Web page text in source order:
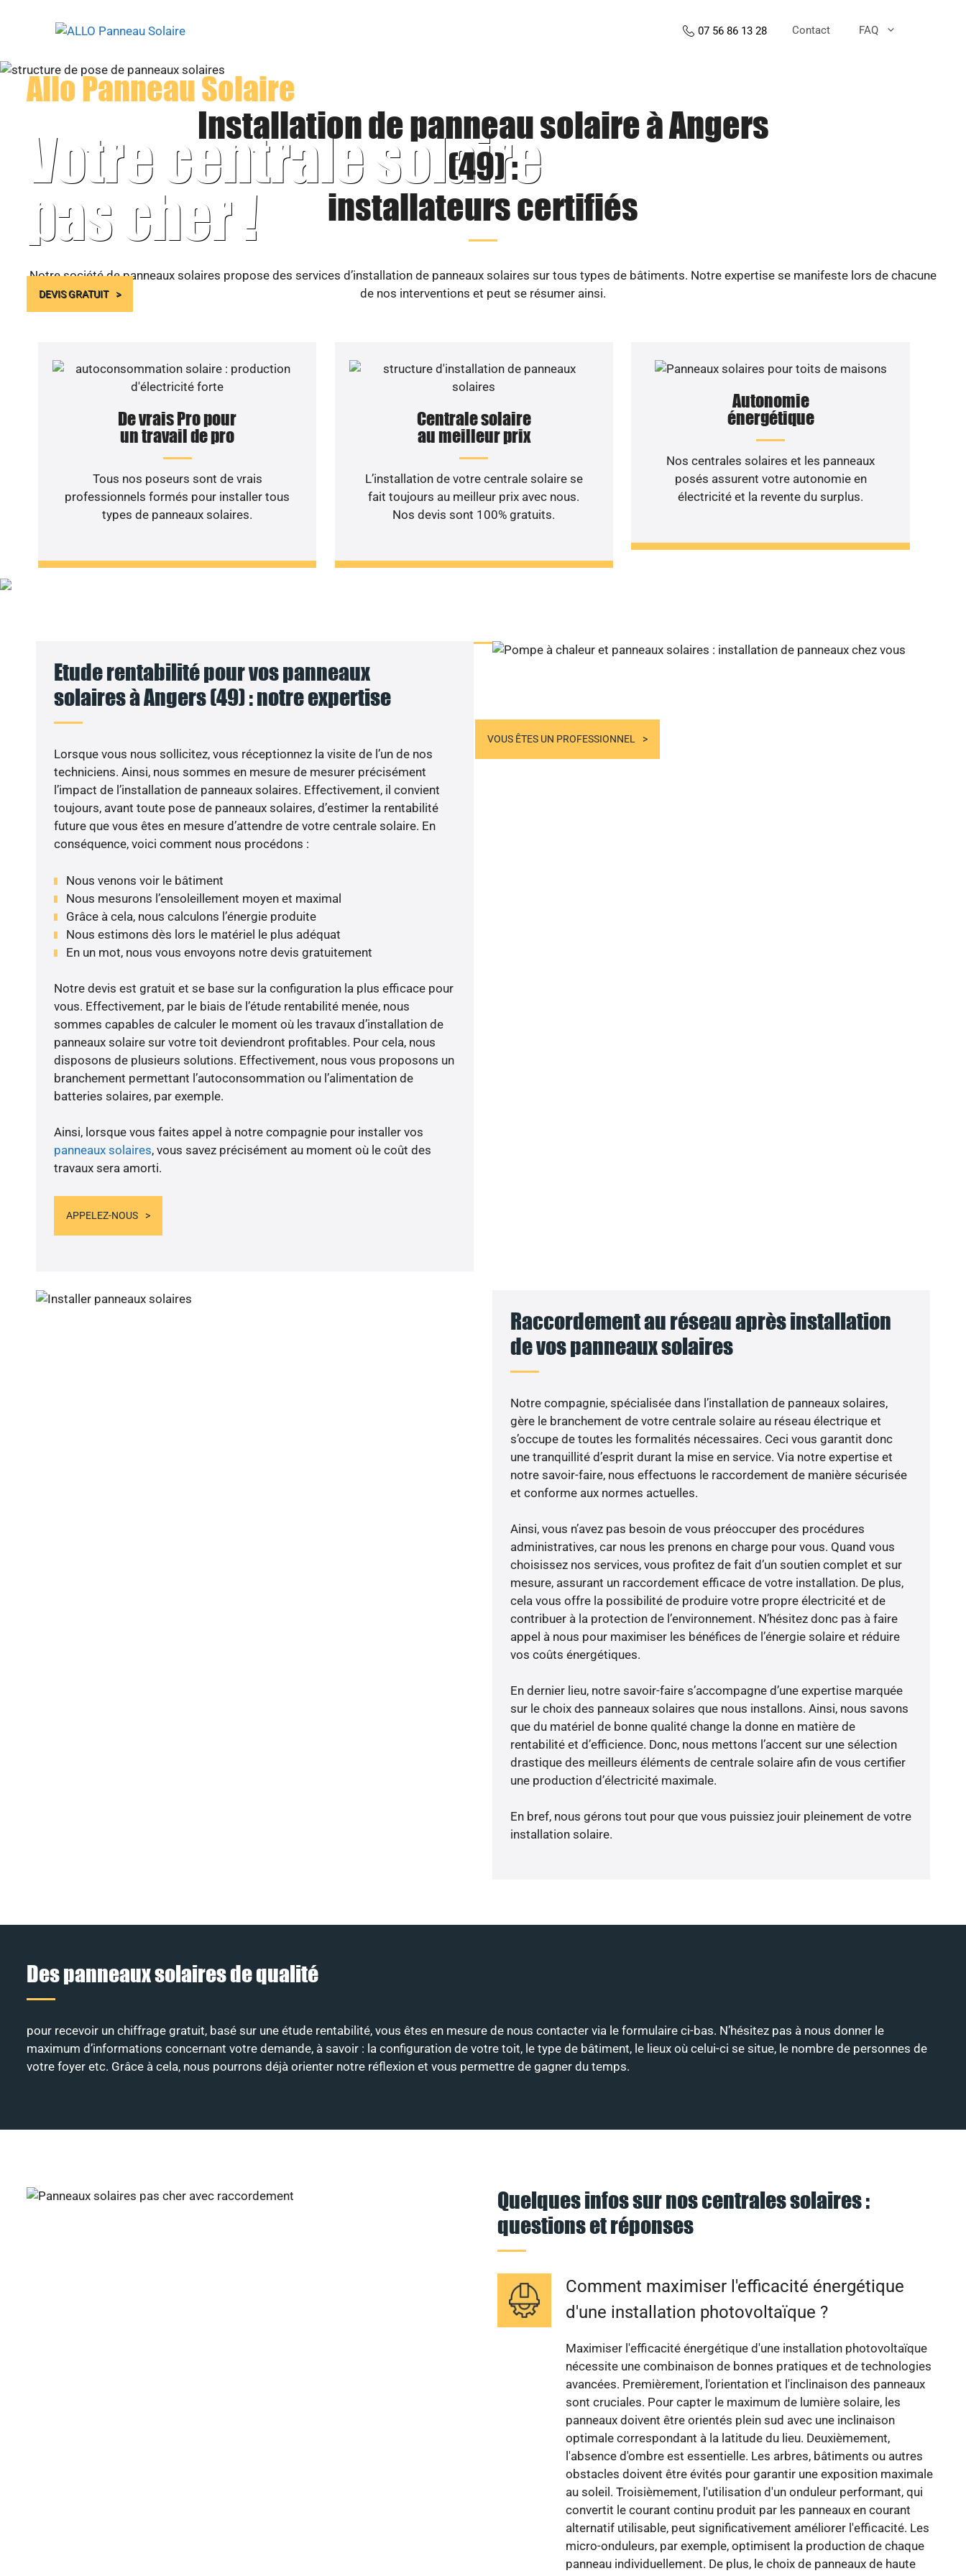
07 56 86 13 28 Contact FAQ
Allo Panneau Solaire
Votre centrale solaire
pas cher !
DEVIS GRATUIT
Installation de panneau solaire à Angers
(49) :
installateurs certifiés
Notre société de panneaux solaires propose des services d’installation de panneaux solaires sur tous types de bâtiments. Notre expertise se manifeste lors de chacune
de nos interventions et peut se résumer ainsi.
De vrais Pro pour
un travail de pro
Tous nos poseurs sont de vrais
professionnels formés pour installer tous
types de panneaux solaires.
Centrale solaire
au meilleur prix
L’installation de votre centrale solaire se
fait toujours au meilleur prix avec nous.
Nos devis sont 100% gratuits.
Autonomie
énergétique
Nos centrales solaires et les panneaux
posés assurent votre autonomie en
électricité et la revente du surplus.
VOUS ÊTES UN PROFESSIONNEL
Etude rentabilité pour vos panneaux
solaires à Angers (49) : notre expertise
Lorsque vous nous sollicitez, vous réceptionnez la visite de l’un de nos
techniciens. Ainsi, nous sommes en mesure de mesurer précisément
l’impact de l’installation de panneaux solaires. Effectivement, il convient
toujours, avant toute pose de panneaux solaires, d’estimer la rentabilité
future que vous êtes en mesure d’attendre de votre centrale solaire. En
conséquence, voici comment nous procédons :
Nous venons voir le bâtiment
Nous mesurons l’ensoleillement moyen et maximal
Grâce à cela, nous calculons l’énergie produite
Nous estimons dès lors le matériel le plus adéquat
En un mot, nous vous envoyons notre devis gratuitement
Notre devis est gratuit et se base sur la configuration la plus efficace pour
vous. Effectivement, par le biais de l’étude rentabilité menée, nous
sommes capables de calculer le moment où les travaux d’installation de
panneaux solaire sur votre toit deviendront profitables. Pour cela, nous
disposons de plusieurs solutions. Effectivement, nous vous proposons un
branchement permettant l’autoconsommation ou l’alimentation de
batteries solaires, par exemple.
Ainsi, lorsque vous faites appel à notre compagnie pour installer vos
panneaux solaires, vous savez précisément au moment où le coût des
travaux sera amorti.
APPELEZ-NOUS
Raccordement au réseau après installation
de vos panneaux solaires
Notre compagnie, spécialisée dans l’installation de panneaux solaires,
gère le branchement de votre centrale solaire au réseau électrique et
s’occupe de toutes les formalités nécessaires. Ceci vous garantit donc
une tranquillité d’esprit durant la mise en service. Via notre expertise et
notre savoir-faire, nous effectuons le raccordement de manière sécurisée
et conforme aux normes actuelles.
Ainsi, vous n’avez pas besoin de vous préoccuper des procédures
administratives, car nous les prenons en charge pour vous. Quand vous
choisissez nos services, vous profitez de fait d’un soutien complet et sur
mesure, assurant un raccordement efficace de votre installation. De plus,
cela vous offre la possibilité de produire votre propre électricité et de
contribuer à la protection de l’environnement. N’hésitez donc pas à faire
appel à nous pour maximiser les bénéfices de l’énergie solaire et réduire
vos coûts énergétiques.
En dernier lieu, notre savoir-faire s’accompagne d’une expertise marquée
sur le choix des panneaux solaires que nous installons. Ainsi, nous savons
que du matériel de bonne qualité change la donne en matière de
rentabilité et d’efficience. Donc, nous mettons l’accent sur une sélection
drastique des meilleurs éléments de centrale solaire afin de vous certifier
une production d’électricité maximale.
En bref, nous gérons tout pour que vous puissiez jouir pleinement de votre
installation solaire.
Des panneaux solaires de qualité
pour recevoir un chiffrage gratuit, basé sur une étude rentabilité, vous êtes en mesure de nous contacter via le formulaire ci-bas. N’hésitez pas à nous donner le
maximum d’informations concernant votre demande, à savoir : la configuration de votre toit, le type de bâtiment, le lieux où celui-ci se situe, le nombre de personnes de
votre foyer etc. Grâce à cela, nous pourrons déjà orienter notre réflexion et vous permettre de gagner du temps.
Quelques infos sur nos centrales solaires :
questions et réponses
Comment maximiser l'efficacité énergétique
d'une installation photovoltaïque ?
Maximiser l'efficacité énergétique d'une installation photovoltaïque
nécessite une combinaison de bonnes pratiques et de technologies
avancées. Premièrement, l'orientation et l'inclinaison des panneaux
sont cruciales. Pour capter le maximum de lumière solaire, les
panneaux doivent être orientés plein sud avec une inclinaison
optimale correspondant à la latitude du lieu. Deuxièmement,
l'absence d'ombre est essentielle. Les arbres, bâtiments ou autres
obstacles doivent être évités pour garantir une exposition maximale
au soleil. Troisièmement, l'utilisation d'un onduleur performant, qui
convertit le courant continu produit par les panneaux en courant
alternatif utilisable, peut significativement améliorer l'efficacité. Les
micro-onduleurs, par exemple, optimisent la production de chaque
panneau individuellement. De plus, le choix de panneaux de haute